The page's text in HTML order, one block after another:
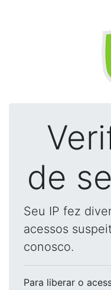
de
Seu IP fez
acessos
conosco.
Para liberar o